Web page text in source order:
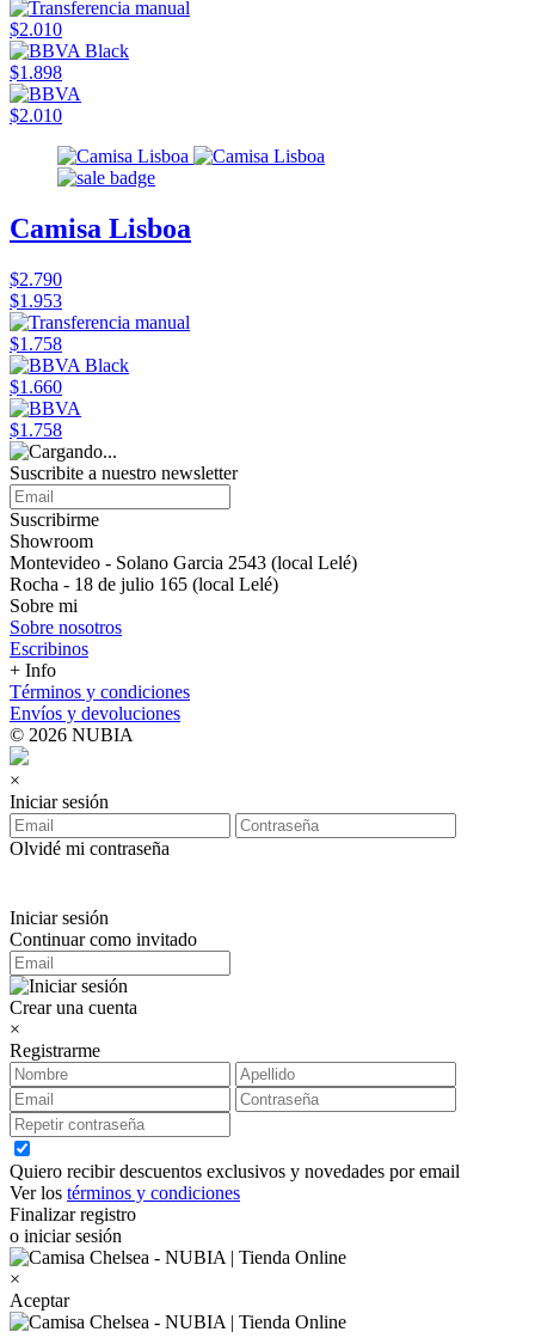
$2.010
$1.898
$2.010
Camisa Lisboa
$2.790
$1.953
$1.758
$1.660
$1.758
Suscribite a nuestro newsletter
Suscribirme
Showroom
Montevideo - Solano Garcia 2543 (local Lelé)
Rocha - 18 de julio 165 (local Lelé)
Sobre mi
Sobre nosotros
Escribinos
+ Info
Términos y condiciones
Envíos y devoluciones
© 2026 NUBIA
×
Iniciar sesión
Olvidé mi contraseña
Iniciar sesión
Continuar como invitado
Crear una cuenta
×
Registrarme
Quiero recibir descuentos exclusivos y novedades por email
Ver los términos y condiciones
Finalizar registro
o iniciar sesión
×
Aceptar